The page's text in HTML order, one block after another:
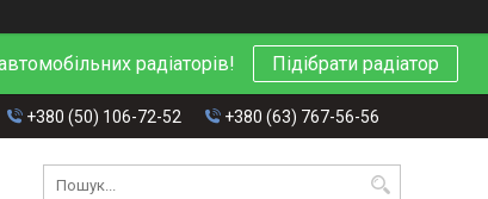
радіаторів! Підібрати радіатор
+380 (50) 106-72-52 +380 (63) 767-56-56